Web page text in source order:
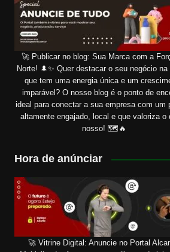
🚀 Publicar no blog: Sua Marca com a
Norte! 🌲✨ Quer destacar o seu negócio na
que tem uma energia única e um
imparável? O nosso blog é o ponto de
ideal para conectar a sua empresa com um
altamente engajado, local e que valoriza o
nosso! 🗺️🔥
Hora de anúnciar
🚀 Vitrine Digital: Anuncie no Portal